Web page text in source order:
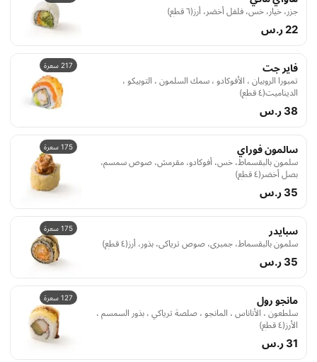
جزر، خيار، خس، فلفل أخضر، أرز(٦ قطع)
22 ر.س
217 سعرة فاير جت
تمبورا الروبيان ، الأفوكادو ، سمك السلمون ، التوبيكو ،
الديناميت(٤ قطع)
38 ر.س
175 سعرة سالمون فوراي
سلمون بالبقسماط، خس، أفوكادو، مقرمش، صوص سمسم،
بصل أخضر(٤ قطع)
35 ر.س
175 سعرة سبايدر
سلمون بالبقسماط، جمبري، صوص ترياكي، بذور، أرز(٤ قطع)
35 ر.س
127 سعرة مانجو رول
سلطعون ، الأناناس ، المانجو ، صلصة ترياكي ، بذور السمسم ،
الأرز(٤ قطع)
31 ر.س